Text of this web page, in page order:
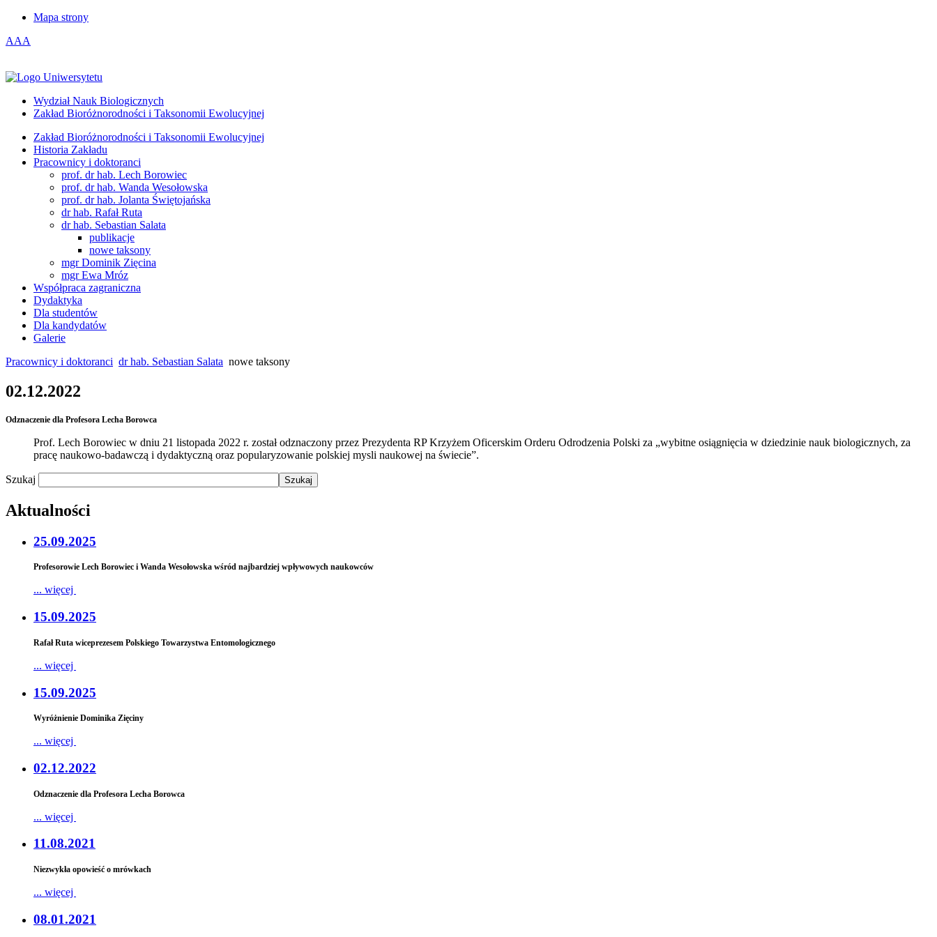
Mapa strony
AAA
Wydział Nauk Biologicznych
Zakład Bioróżnorodności i Taksonomii Ewolucyjnej
Zakład Bioróżnorodności i Taksonomii Ewolucyjnej
Historia Zakładu
Pracownicy i doktoranci
prof. dr hab. Lech Borowiec
prof. dr hab. Wanda Wesołowska
prof. dr hab. Jolanta Świętojańska
dr hab. Rafał Ruta
dr hab. Sebastian Salata
publikacje
nowe taksony
mgr Dominik Zięcina
mgr Ewa Mróz
Współpraca zagraniczna
Dydaktyka
Dla studentów
Dla kandydatów
Galerie
Pracownicy i doktoranci dr hab. Sebastian Salata nowe taksony
02.12.2022
Odznaczenie dla Profesora Lecha Borowca
Prof. Lech Borowiec w dniu 21 listopada 2022 r. został odznaczony przez Prezydenta RP Krzyżem Oficerskim Orderu Odrodzenia Polski za „wybitne osiągnięcia w dziedzinie nauk biologicznych, za
pracę naukowo-badawczą i dydaktyczną oraz popularyzowanie polskiej mysli naukowej na świecie”.
Szukaj
Aktualności
25.09.2025
Profesorowie Lech Borowiec i Wanda Wesołowska wśród najbardziej wpływowych naukowców
... więcej
15.09.2025
Rafał Ruta wiceprezesem Polskiego Towarzystwa Entomologicznego
... więcej
15.09.2025
Wyróżnienie Dominika Zięciny
... więcej
02.12.2022
Odznaczenie dla Profesora Lecha Borowca
... więcej
11.08.2021
Niezwykła opowieść o mrówkach
... więcej
08.01.2021